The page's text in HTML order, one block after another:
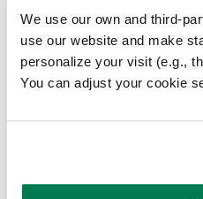
We use our own and third-
use our website and make
personalize your visit (e.g.,
You can adjust your cookie
Mailtrack
iPhone/